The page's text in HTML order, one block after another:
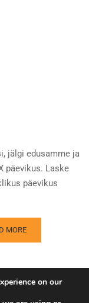
jälgi edusamme ja
päevikus. Laske
päevikus
MORE
on our